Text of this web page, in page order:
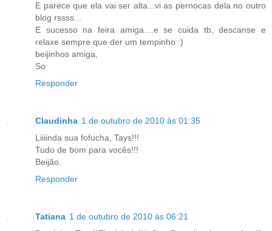
E parece que ela vai ser alta...vi as pernocas dela no outro
blog rssss...
E sucesso na feira amiga....e se cuida tb, descanse e
relaxe sempre que der um tempinho :)
beijinhos amiga,
So
Responder
Claudinha 1 de outubro de 2010 às 01:35
Liiiinda sua fofucha, Tays!!!
Tudo de bom para vocês!!!
Beijão.
Responder
Tatiana 1 de outubro de 2010 às 06:21